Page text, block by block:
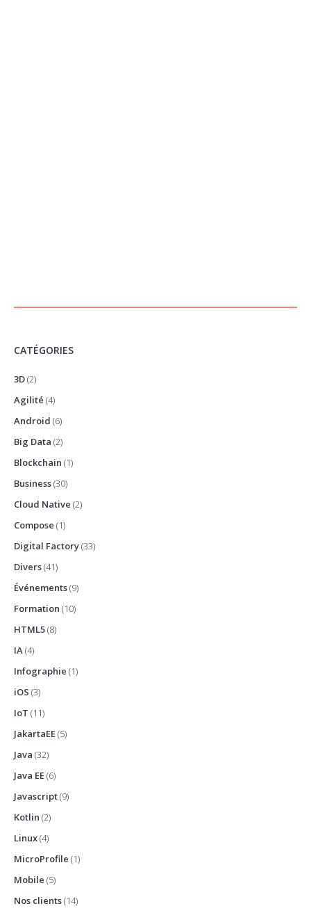
CATÉGORIES
3D(2)
Agilité (4)
Android (6)
Big Data (2)
Blockchain (1)
Business(30)
Cloud Native (2)
Compose (1)
Digital Factory(33)
Divers(41)
Événements(9)
Formation (10)
HTML5(8)
IA(4)
Infographie (1)
iOS (3)
IoT (11)
JakartaEE(5)
Java (32)
Java EE(6)
Javascript(9)
Kotlin (2)
Linux(4)
MicroProfile (1)
Mobile (5)
Nos clients(14)